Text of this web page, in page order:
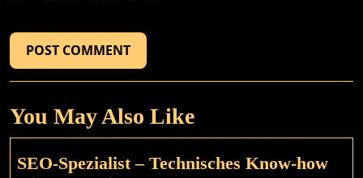
You May Also Like
SEO-Spezialist – Technisches Know-how